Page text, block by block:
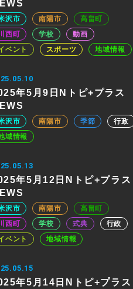
沢市 南陽市
高畠町
西町
学校
動画
ベント
スポーツ 地域情報
年5月9日Nトピ+プラス
沢市 南陽市 季節
行政
域情報
年5月12日Nトピ+プラス
沢市 南陽市
高畠町
西町
学校 式典
行政
ベント
地域情報
年5月14日Nトピ+プラス